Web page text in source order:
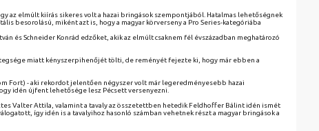
az elmúlt kiírás sikeres volt a hazai bringások szempontjából. Hatalmas lehetőségnek
besorolású, miként azt is, hogy a magyar körverseny a Pro Series-kategóriába
és Schneider Konrád edzőket, akik az elmúlt csaknem fél évszázadban meghatározó
miatt kényszerpihenőjét tölti, de reményét fejezte ki, hogy már ebben a
Fort) - aki rekordot jelentően négyszer volt már legeredményesebb hazai
idén újfent lehetősége lesz Pécsett versenyezni.
Valter Attila, valamint a tavaly az összetettben hetedik Feldhoffer Bálint idén ismét
így idén is a tavalyihoz hasonló számban vehetnek részt a magyar bringások a